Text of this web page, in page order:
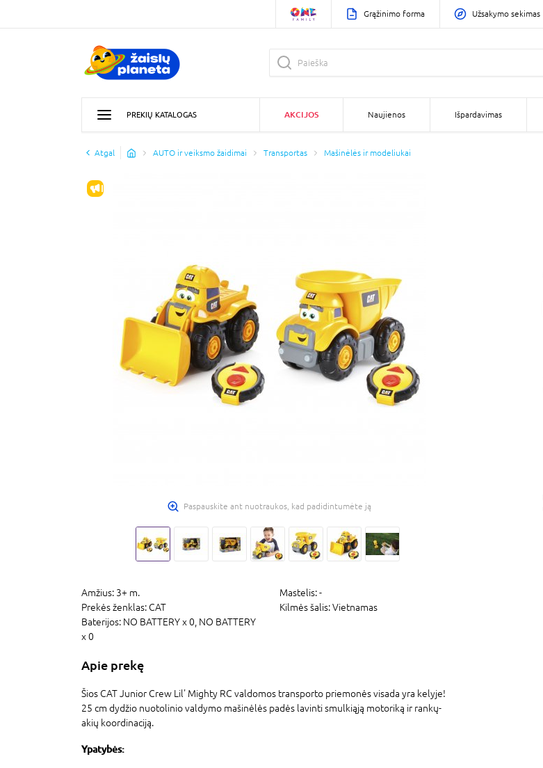
Grąžinimo forma Užsakymo sekimas
PREKIŲ KATALOGAS AKCIJOS Naujienos Išpardavimas
Atgal AUTO ir veiksmo žaidimai Transportas Mašinėlės ir modeliukai
IŠPARDAVIMAS
Paspauskite ant nuotraukos, kad padidintumėte ją
Amžius: 3+ m. Mastelis:-
Prekės ženklas: CAT Kilmės šalis:Vietnamas
Baterijos: NO BATTERY x 0, NO BATTERY
x 0
Apie prekę
Šios CAT Junior Crew Lil' Mighty RC valdomos transporto priemonės visada yra kelyje!
25 cm dydžio nuotolinio valdymo mašinėlės padės lavinti smulkiąją motoriką ir rankų-
akių koordinaciją.
Ypatybės: